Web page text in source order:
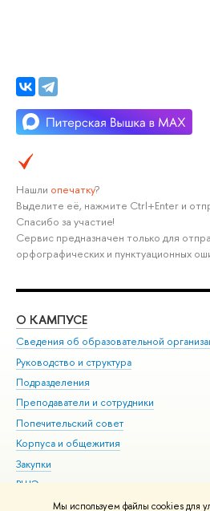
Мы используем файлы cookies для
Нашли опечатку?
Выделите её, нажмите Ctrl+Enter и
Спасибо за участие!
Сервис предназначен только для
орфографических и пунктуационных
О КАМПУСЕ
Сведения об образовательной
Руководство и структура
Подразделения
Преподаватели и сотрудники
Попечительский совет
Корпуса и общежития
Закупки
ВШЭ для студентов с ограниченными
здоровья и инвалидностью